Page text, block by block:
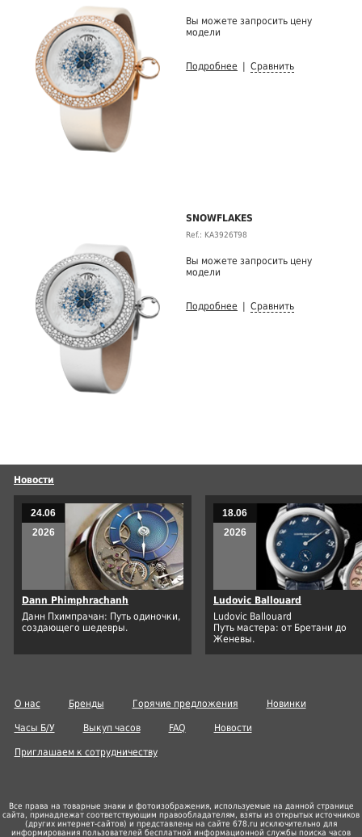
Вы можете запросить цену
модели
Подробнее Сравнить
SNOWFLAKES
Ref.: KA3926T98
Вы можете запросить цену
модели
Подробнее Сравнить
Новости
24.06
2026
Dann Phimphrachanh
Данн Пхимпрачан: Путь одиночки,
создающего шедевры.
18.06
2026
Ludovic Ballouard
Ludovic Ballouard
Путь мастера: от Бретани до
Женевы.
О нас Бренды Горячие предложения Новинки
Часы Б/У Выкуп часов FAQ Новости
Приглашаем к сотрудничеству
Все права на товарные знаки и фотоизображения, используемые на данной странице
сайта, принадлежат соответствующим правообладателям, взяты из открытых источников
(других интернет-сайтов) и представлены на сайте 678.ru исключительно для
информирования пользователей бесплатной информационной службы поиска часов